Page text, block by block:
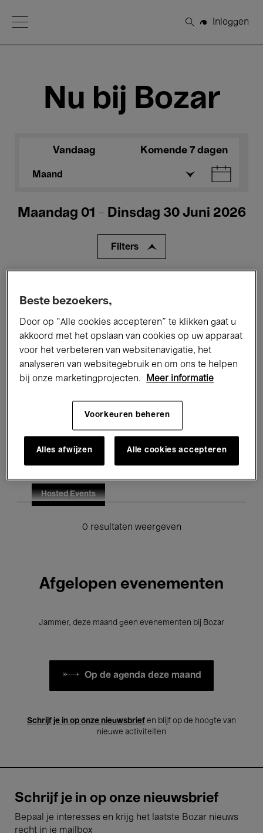
Open Menu
Zoeken
Inloggen
Nu bij Bozar
Vandaag Komende 7 dagen
Maand
Maandag 01 - Dinsdag 30 Juni 2026
Filters
Performances Lezingen & Debatten
Jazz Klassieke Muziek Global Music
Onderwijs Rondleidingen
Hosted Events
0 resultaten weergeven
Afgelopen evenementen
Jammer, deze maand geen evenementen bij Bozar
Op de agenda deze maand
Schrijf je in op onze nieuwsbrief en blijf op de hoogte van
nieuwe activiteiten
Schrijf je in op onze nieuwsbrief
Bepaal je interesses en krijg het laatste Bozar nieuws
recht in je mailbox
Beste bezoekers,
Door op “Alle cookies accepteren” te klikken gaat u
akkoord met het opslaan van cookies op uw apparaat
voor het verbeteren van websitenavigatie, het
analyseren van websitegebruik en om ons te helpen
bij onze marketingprojecten.
Meer informatie
Voorkeuren beheren
Alles afwijzen Alle cookies accepteren